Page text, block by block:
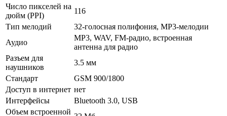
Число пикселей на
дюйм (PPI)
116
Тип мелодий
32-голосная полифония, MP3-мелодии
Аудио
MP3, WAV, FM-радио, встроенная
антенна для радио
Разъем для
наушников
3.5 мм
Стандарт
GSM 900/1800
Доступ в интернет нет
Интерфейсы
Bluetooth 3.0, USB
Объем встроенной